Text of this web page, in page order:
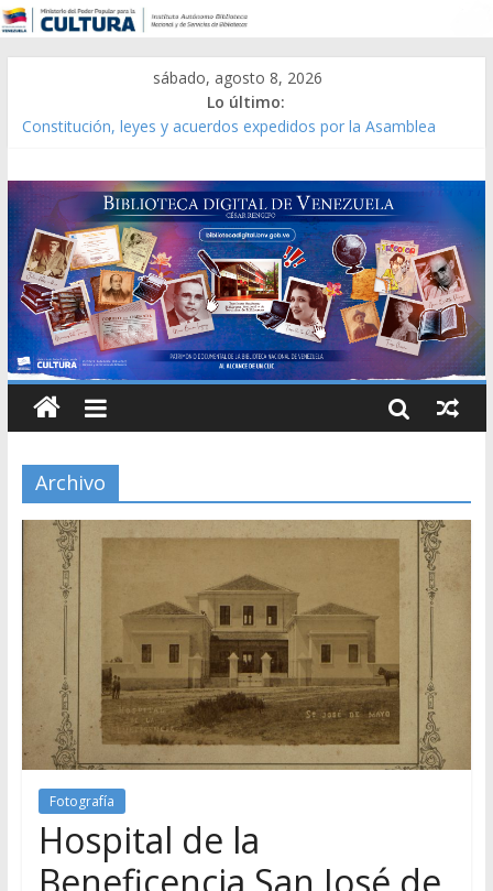
sábado, agosto 8, 2026
Lo último:
Catálogo temático de obras de Modesta Bor
Una Parálisis [material gráfico]
Modesta Bor Sánchez [material gráfico]
Gaceta Oficial de la República de Venezuela año CXXXIII Mes V,
Caracas 09 de marzo de 2006 N° 38.394
Archivo
Fotografía
Hospital de la